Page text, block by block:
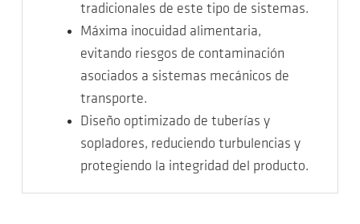
tradicionales de este tipo de sistemas.
Máxima inocuidad alimentaria,
evitando riesgos de contaminación
asociados a sistemas mecánicos de
transporte.
Diseño optimizado de tuberías y
sopladores, reduciendo turbulencias y
protegiendo la integridad del producto.